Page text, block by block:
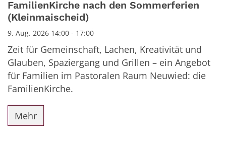
FamilienKirche nach den Sommerferien
(Kleinmaischeid)
9. Aug. 2026 14:00 - 17:00
Zeit für Gemeinschaft, Lachen, Kreativität und
Glauben, Spaziergang und Grillen – ein Angebot
für Familien im Pastoralen Raum Neuwied: die
FamilienKirche.
Mehr